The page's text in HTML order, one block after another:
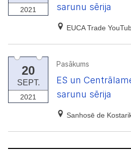
2021
sarunu sērija
EUCA Trade
20
SEPT.
2021
Pasākums
ES un
sarunu sērija
Sanhosē de